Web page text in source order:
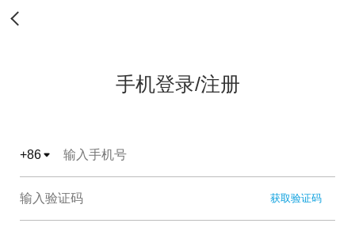
手机登录/注册
+86
获取验证码